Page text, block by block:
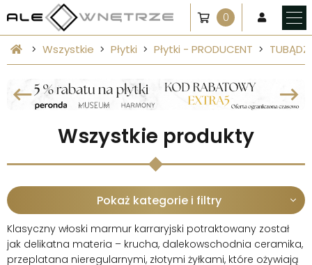
0
Wszystkie Płytki Płytki - PRODUCENT
Wszystkie produkty
Pokaż kategorie i filtry
Klasyczny włoski marmur karraryjski potraktowany został
jak delikatna materia – krucha, dalekowschodnia ceramika,
przeplatana nieregularnymi, złotymi żyłkami, które ożywiają